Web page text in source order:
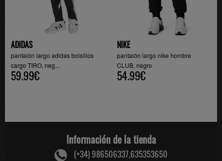
ADIDAS
pantalón largo adidas bolsillos
cargo TIRO, neg...
59.99€
NIKE
pantalón largo nike hombre
CLUB, negro
54.99€
Información de la tienda
(+34) 986506337,635353650